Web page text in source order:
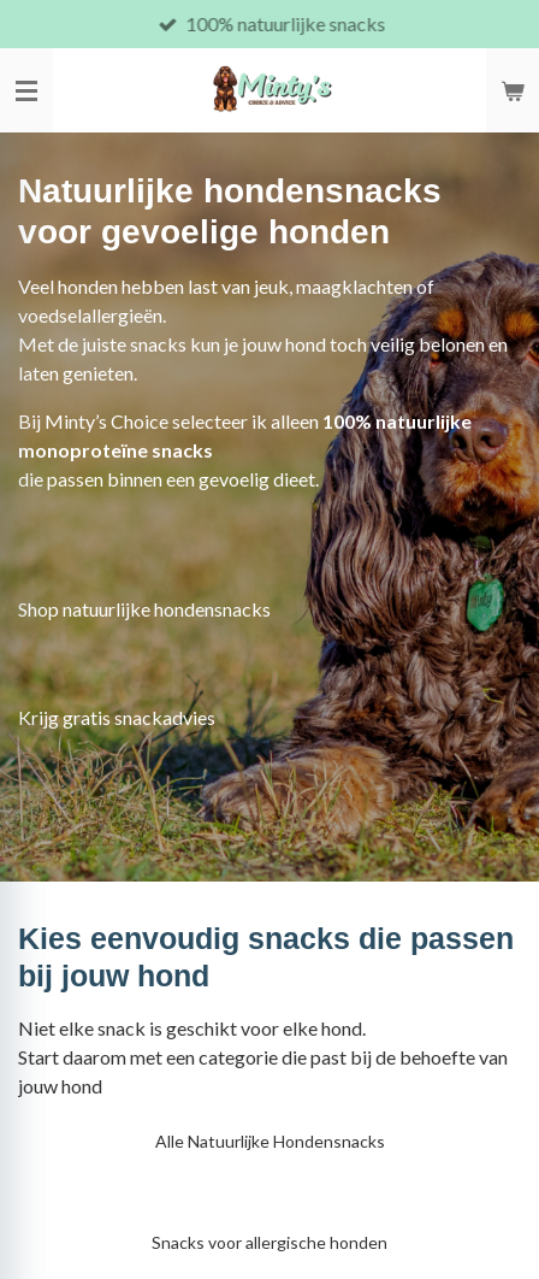
direct
naar
100% natuurlijke snacks
Natuurlijke hondensnacks
voor gevoelige honden
Veel honden hebben last van jeuk, maagklachten of
voedselallergieën.
Met de juiste snacks kun je jouw hond toch veilig belonen en
laten genieten.
Bij Minty’s Choice selecteer ik alleen 100% natuurlijke
monoproteïne snacks
die passen binnen een gevoelig dieet.
Shop natuurlijke hondensnacks
Krijg gratis snackadvies
Kies eenvoudig snacks die passen
bij jouw hond
Niet elke snack is geschikt voor elke hond.
Start daarom met een categorie die past bij de behoefte van
jouw hond
Alle Natuurlijke Hondensnacks
Snacks voor allergische honden